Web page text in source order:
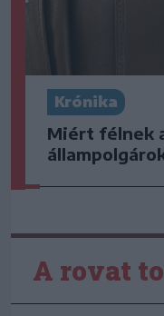
Krónika
Miért félnek
A rovat